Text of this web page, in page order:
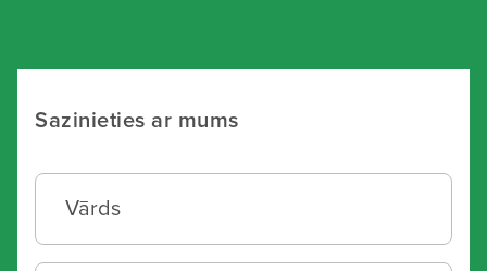
Sazinieties ar mums